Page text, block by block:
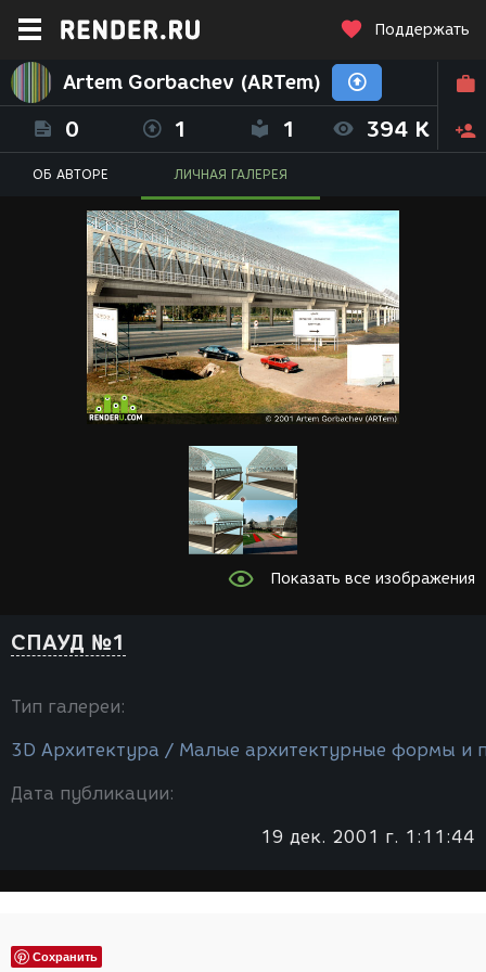
Поддержать
Artem Gorbachev (ARTem)
0 1 1 394 K
ОБ АВТОРЕ ЛИЧНАЯ ГАЛЕРЕЯ
Показать все изображения
СПАУД №1
Тип галереи:
3D Архитектура / Малые архитектурные формы и
Дата публикации:
19 дек. 2001 г. 1:11:44
Сохранить